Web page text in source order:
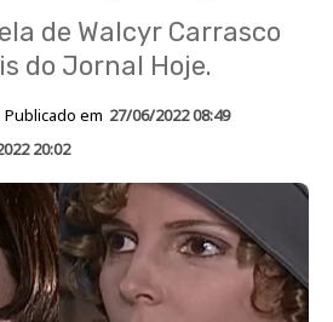
de Walcyr Carrasco
do Jornal Hoje.
Publicado em 27/06/2022 08:49
20:02